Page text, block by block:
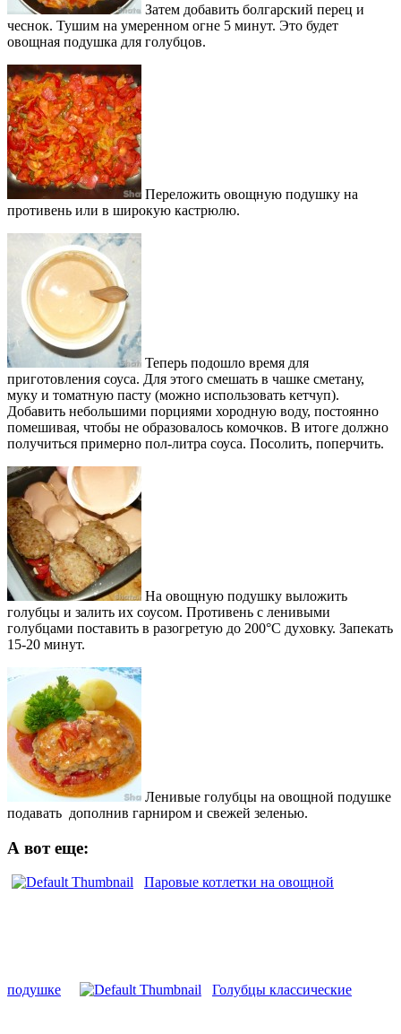
Затем добавить болгарский перец и
чеснок. Тушим на умеренном огне 5 минут. Это будет
овощная подушка для голубцов.
Переложить овощную подушку на
противень или в широкую кастрюлю.
Теперь подошло время для
приготовления соуса. Для этого смешать в чашке сметану,
муку и томатную пасту (можно использовать кетчуп).
Добавить небольшими порциями хородную воду, постоянно
помешивая, чтобы не образовалось комочков. В итоге должно
получиться примерно пол-литра соуса. Посолить, поперчить.
На овощную подушку выложить
голубцы и залить их соусом. Противень с ленивыми
голубцами поставить в разогретую до 200°С духовку. Запекать
15-20 минут.
Ленивые голубцы на овощной подушке
подавать дополнив гарниром и свежей зеленью.
А вот еще:
Паровые котлетки на овощной
подушке Голубцы классические